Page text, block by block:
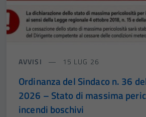
AVVISI 15 LUG 26
Ordinanza del Sindaco n. 36
2026 – Stato di massima
incendi boschivi